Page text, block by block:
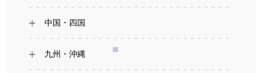
中国・四国
九州・沖縄